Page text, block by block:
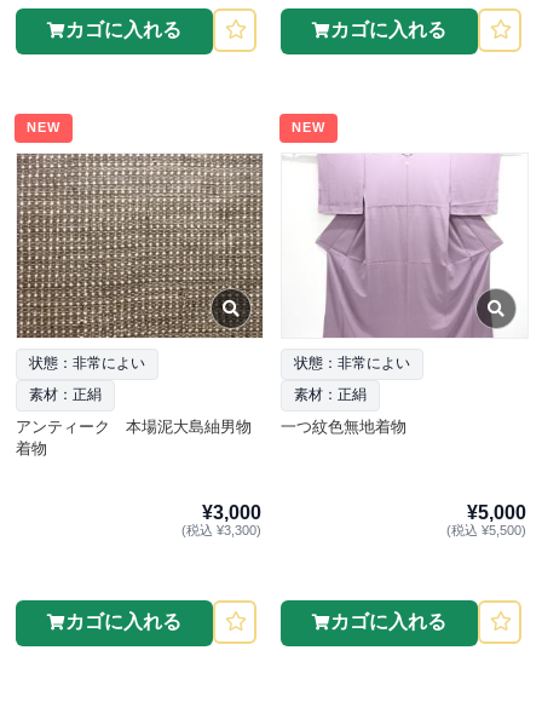
カゴに入れる カゴに入れる
NEW
状態：非常によい
素材：正絹
アンティーク 本場泥大島紬男物
着物
¥3,000
(税込 ¥3,300)
カゴに入れる
NEW
状態：非常によい
素材：正絹
一つ紋色無地着物
¥5,000
(税込 ¥5,500)
カゴに入れる